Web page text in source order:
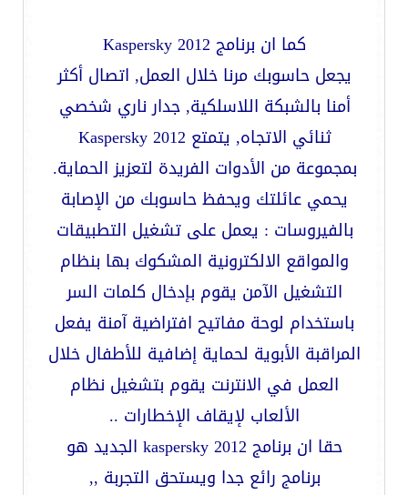
كما ان برنامج Kaspersky 2012
يجعل حاسوبك مرنا خلال العمل, اتصال أكثر
أمنا بالشبكة اللاسلكية, جدار ناري شخصي
ثنائي الاتجاه, يتمتع Kaspersky 2012
بمجموعة من الأدوات الفريدة لتعزيز الحماية.
يحمي عائلتك ويحفظ حاسوبك من الإصابة
بالفيروسات : يعمل على تشغيل التطبيقات
والمواقع الالكترونية المشكوك بها بنظام
التشغيل الآمن يقوم بإدخال كلمات السر
باستخدام لوحة مفاتيح افتراضية آمنة يفعل
المراقبة الأبوية لحماية إضافية للأطفال خلال
العمل في الانترنت يقوم بتشغيل نظام
الألعاب لإيقاف الإخطارات ..
حقا ان برنامج kaspersky 2012 الجديد هو
برنامج رائع جدا ويستحق التجربة ,,